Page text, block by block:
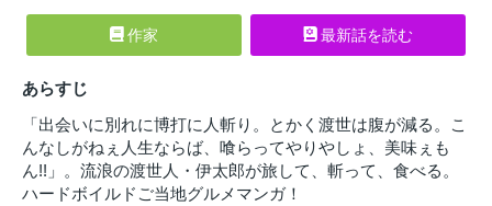
作家 最新話を読む
あらすじ
「出会いに別れに博打に人斬り。とかく渡世は腹が減る。こ
んなしがねぇ人生ならば、喰らってやりやしょ、美味ぇも
ん!!」。流浪の渡世人・伊太郎が旅して、斬って、食べる。
ハードボイルドご当地グルメマンガ！